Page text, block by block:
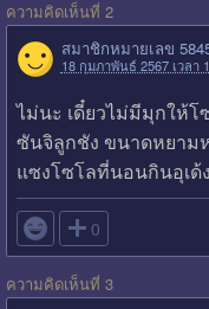
ความคิดเห็นที่ 2
สมาชิกหมายเลข
18 กุมภาพันธ์ 2567 เวลา
ไม่นะ เดี๋ยวไม่มีมุกให้โ
ซันจิลูกชัง ขนาดหยาม
แซงโซโลที่นอนกินอุเด้
 0
ความคิดเห็นที่ 3